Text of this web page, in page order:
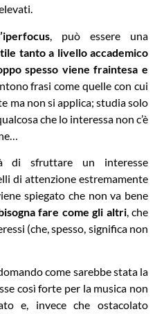
, può essere una
tanto a livello accademico
spesso viene fraintesa e
frasi come quelle con cui
ma non si applica; studia solo
che lo interessa non c’è
di sfruttare un interesse
di attenzione estremamente
spiegato che non va bene
fare come gli altri, che
(che, spesso, significa non
come sarebbe stata la
così forte per la musica non
e, invece che ostacolato